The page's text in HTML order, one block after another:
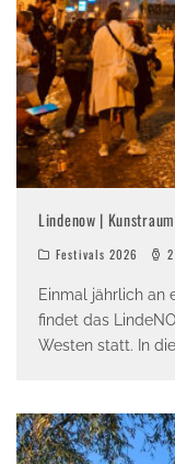
Lindenow |
Festivals 2026
Einmal jährlich an
findet das
Westen statt. In